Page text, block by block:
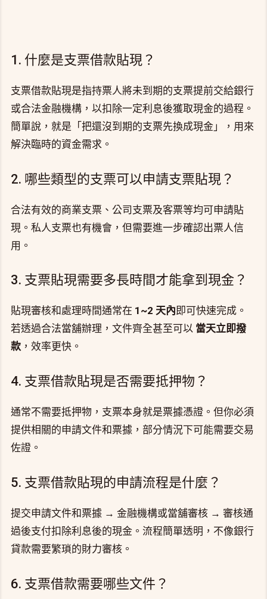
1. 什麼是支票借款貼現？
支票借款貼現是指持票人將未到期的支票提前交給銀行
或合法金融機構，以扣除一定利息後獲取現金的過程。
簡單說，就是「把還沒到期的支票先換成現金」，用來
解決臨時的資金需求。
2. 哪些類型的支票可以申請支票貼現？
合法有效的商業支票、公司支票及客票等均可申請貼
現。私人支票也有機會，但需要進一步確認出票人信
用。
3. 支票貼現需要多長時間才能拿到現金？
貼現審核和處理時間通常在 1~2 天內即可快速完成。
若透過合法當舖辦理，文件齊全甚至可以 當天立即撥
款 ，效率更快。
4. 支票借款貼現是否需要抵押物？
通常不需要抵押物，支票本身就是票據憑證。但你必須
提供相關的申請文件和票據，部分情況下可能需要交易
佐證。
5. 支票借款貼現的申請流程是什麼？
提交申請文件和票據 → 金融機構或當舖審核 → 審核通
過後支付扣除利息後的現金。流程簡單透明，不像銀行
貸款需要繁瑣的財力審核。
6. 支票借款需要哪些文件？